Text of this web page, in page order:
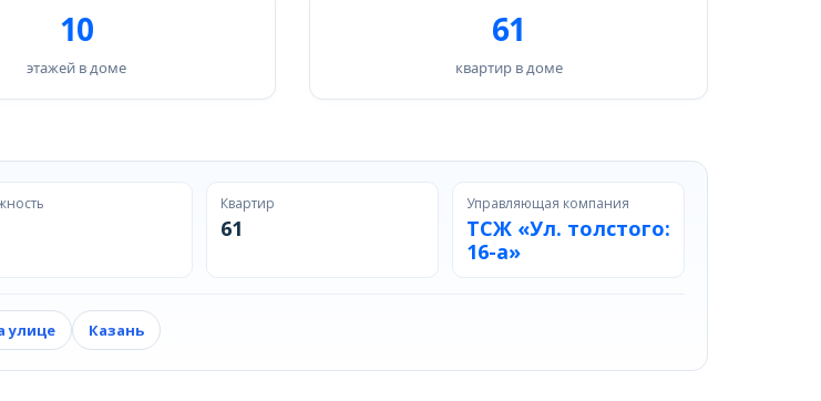
10
этажей в доме
61
квартир в доме
Квартир
61
Управляющая компания
ТСЖ «Ул. толстого:
16-а»
улице Казань